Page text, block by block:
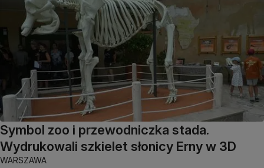
Symbol zoo i przewodniczka stada.
Wydrukowali szkielet słonicy Erny w 3D
WARSZAWA